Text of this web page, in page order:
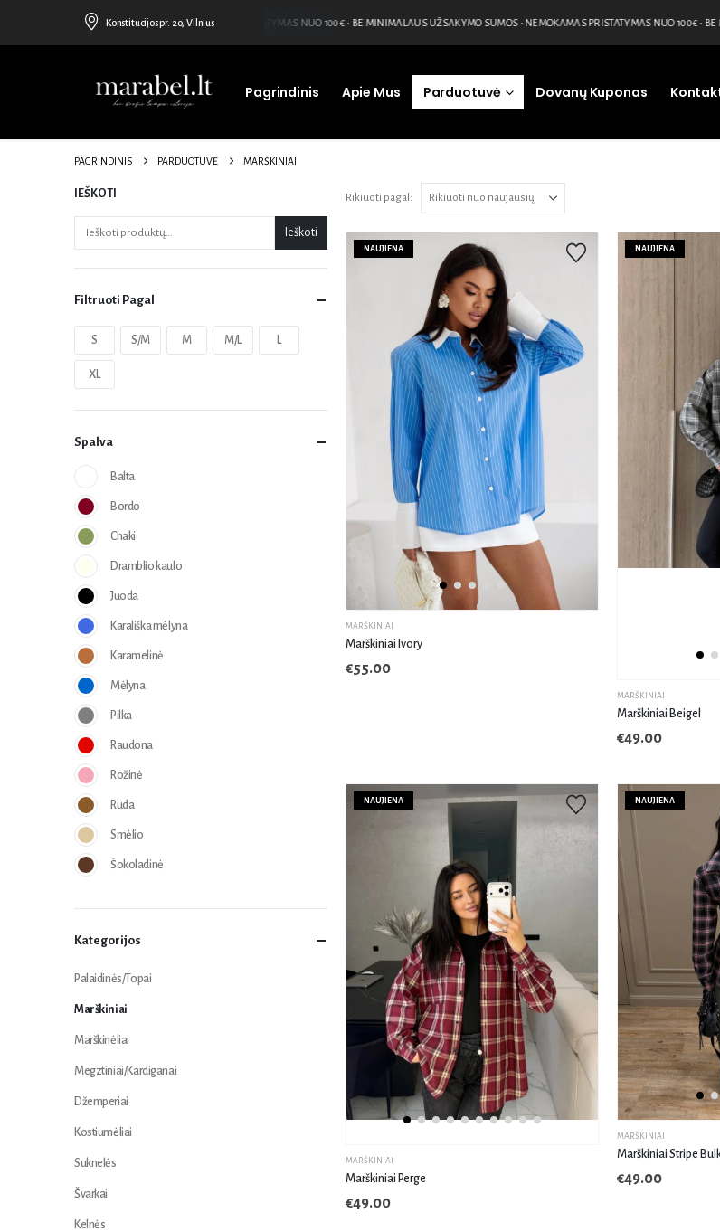
Konstitucijos pr. 20, Vilnius
NEMOKAMAS PRISTATYMAS NUO 100€ • BE MINIMALAUS UŽSAKYMO SUMOS • NEMOKAMAS PRISTATYMAS NUO 100€ • BE
Pagrindinis Apie Mus Parduotuvė Dovanų Kuponas
PAGRINDINIS PARDUOTUVĖ MARŠKINIAI
Rikiuoti pagal:
NAUJIENA
MARŠKINIAI
Marškiniai Ivory
€55.00
NAUJIENA
MARŠKINIAI
Marškiniai Beigel
€49.00
NAUJIENA
MARŠKINIAI
Marškiniai Perge
€49.00
NAUJIENA
MARŠKINIAI
Marškiniai Stripe
€49.00
IEŠKOTI
Ieškoti
Filtruoti Pagal
S S/M M M/L L
XL
Spalva
Balta
Bordo
Chaki
Dramblio kaulo
Juoda
Karališka mėlyna
Karamelinė
Mėlyna
Pilka
Raudona
Rožinė
Ruda
Smėlio
Šokoladinė
Kategorijos
Palaidinės/Topai
Marškiniai
Marškinėliai
Megztiniai/Kardiganai
Džemperiai
Kostiumėliai
Suknelės
Švarkai
Kelnės